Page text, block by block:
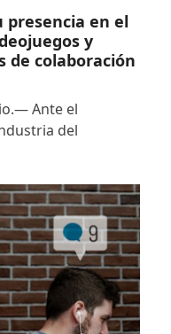
presencia en el
y
de colaboración
Ante el
del